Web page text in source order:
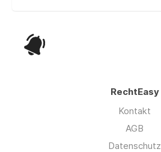
RechtEasy
Kontakt
AGB
Datenschutz